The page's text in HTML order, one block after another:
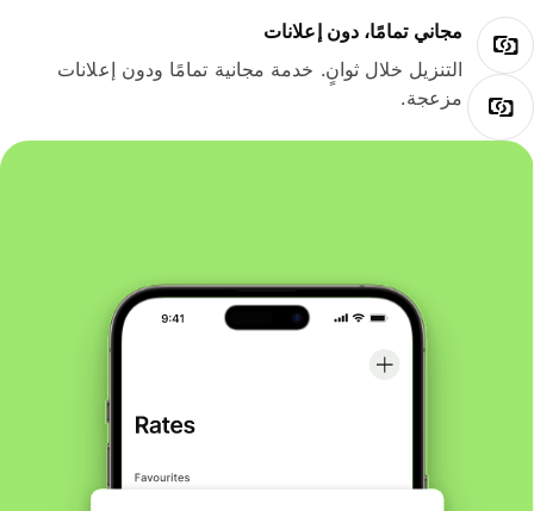
مجاني تمامًا، دون إعلانات
التنزيل خلال ثوانٍ. خدمة مجانية تمامًا ودون إعلانات
مزعجة.